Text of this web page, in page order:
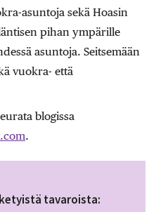
asuntoja sekä Hoasin
pihan ympärille
asuntoja. Seitsemään
vuokra- että
blogissa
.
tavaroista: